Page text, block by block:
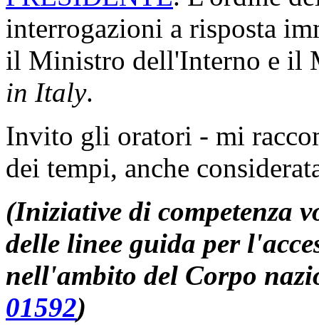
interrogazioni a risposta
il Ministro dell'Interno e il
in Italy.
Invito gli oratori - mi
dei tempi, anche
(Iniziative di competenza
delle linee guida per
nell'ambito del Corpo
01592)